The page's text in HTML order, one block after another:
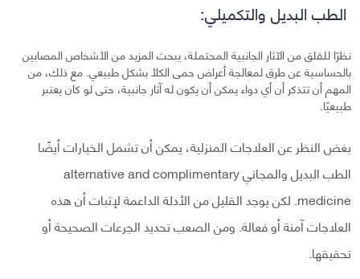
الطب البديل والتكميلي:
نظرًا للقلق من الآثار الجانبية المحتملة، يبحث المزيد من الأشخاص المصابين
بالحساسية عن طرق لمعالجة أعراض حمى الكلأ بشكل طبيعي. مع ذلك، من
المهم أن تتذكر أن أي دواء يمكن أن يكون له آثار جانبية، حتى لو كان يعتبر
طبيعيًا.
بغض النظر عن العلاجات المنزلية، يمكن أن تشمل الخيارات أيضًا
الطب البديل والمجاني alternative and complimentary
medicine. لكن يوجد القليل من الأدلة الداعمة لإثبات أن هذه
العلاجات آمنة أو فعالة. ومن الصعب تحديد الجرعات الصحيحة أو
تحقيقها.